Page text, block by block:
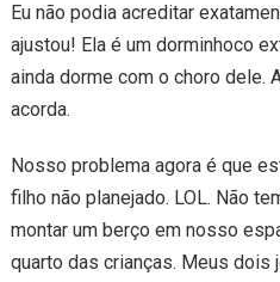
Eu não podia acreditar
ajustou! Ela é um dorminhoco
ainda dorme com o choro dele.
acorda.
Nosso problema agora é que
filho não planejado. LOL. Não
montar um berço em nosso
quarto das crianças. Meus dois